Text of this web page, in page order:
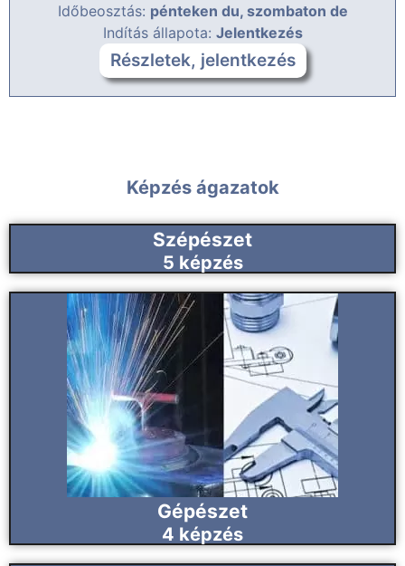
Időbeosztás: pénteken du, szombaton de
Indítás állapota: Jelentkezés
Részletek, jelentkezés
Képzés ágazatok
Szépészet
5 képzés
Gépészet
4 képzés